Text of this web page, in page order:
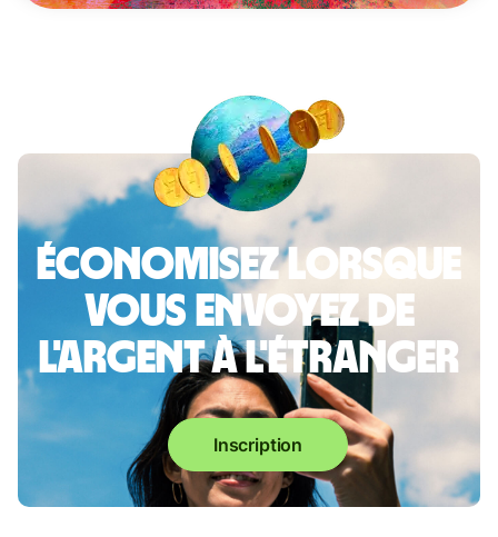
Économisez lorsque
vous envoyez de
l'argent à l'étranger
Inscription